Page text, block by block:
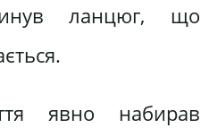
ланцюг, що
явно набирав